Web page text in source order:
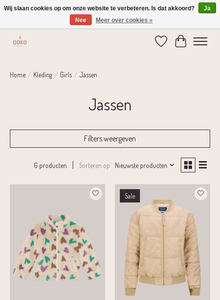
Verzending 1-2 dagen | Gratis verzending vanaf € 75,-
Verlanglijst
Home / Kleding / Girls / Jassen
Jassen
Filters weergeven
6 producten Sorteren op Nieuwste producten
Sale
Wij slaan cookies op om onze website te verbeteren. Is dat akkoord?
Ja
Nee
Meer over cookies »